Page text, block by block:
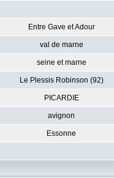
Entre Gave et Adour
val de marne
seine et marne
Le Plessis Robinson (92)
PICARDIE
avignon
Essonne